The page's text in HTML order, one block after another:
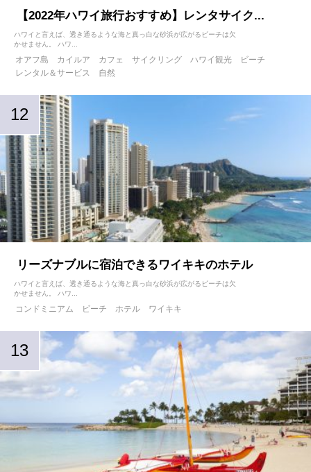
【2022年ハワイ旅行おすすめ】レンタサイク...
ハワイと言えば、透き通るような海と真っ白な砂浜が広がるビーチは欠
かせません。 ハワ...
オアフ島 カイルア カフェ サイクリング ハワイ観光
ビーチ
レンタル＆サービス
自然
リーズナブルに宿泊できるワイキキのホテル
ハワイと言えば、透き通るような海と真っ白な砂浜が広がるビーチは欠
かせません。 ハワ...
コンドミニアム ビーチ ホテル ワイキキ